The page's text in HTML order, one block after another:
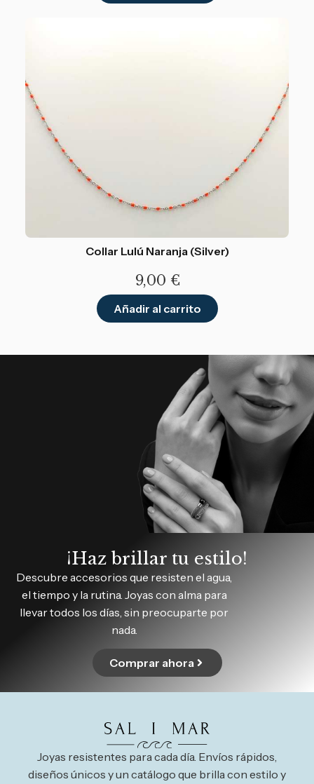
Collar Lulú Naranja (Silver)
9,00 €
Añadir al carrito
¡Haz brillar tu estilo!
Descubre accesorios que resisten el agua,
el tiempo y la rutina. Joyas con alma para
llevar todos los días, sin preocuparte por
nada.
Comprar ahora
Joyas resistentes para cada día. Envíos rápidos,
diseños únicos y un catálogo que brilla con estilo y